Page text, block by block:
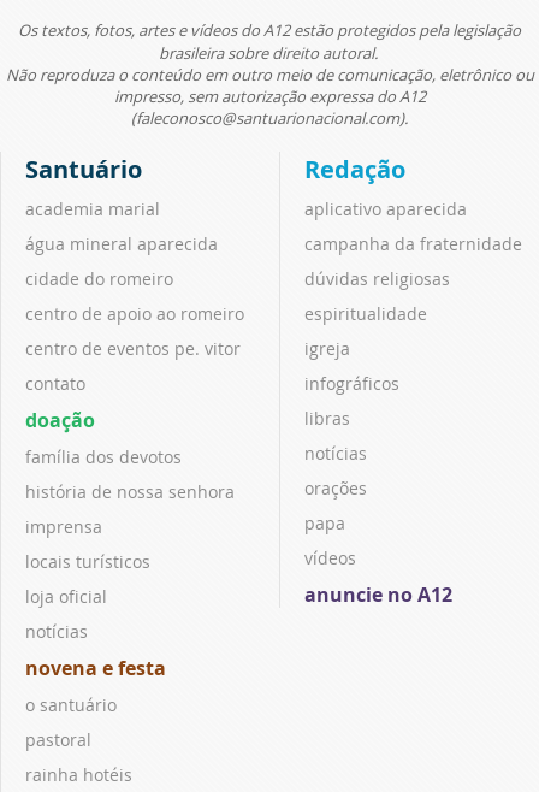
Os textos, fotos, artes e vídeos do A12 estão protegidos pela legislação
brasileira sobre direito autoral.
Não reproduza o conteúdo em outro meio de comunicação, eletrônico ou
impresso, sem autorização expressa do A12
(faleconosco@santuarionacional.com).
Santuário
academia marial
água mineral aparecida
cidade do romeiro
centro de apoio ao romeiro
centro de eventos pe. vitor
contato
doação
família dos devotos
história de nossa senhora
imprensa
locais turísticos
loja oficial
notícias
novena e festa
o santuário
pastoral
rainha hotéis
Redação
aplicativo aparecida
campanha da fraternidade
dúvidas religiosas
espiritualidade
igreja
infográficos
libras
notícias
orações
papa
vídeos
anuncie no A12